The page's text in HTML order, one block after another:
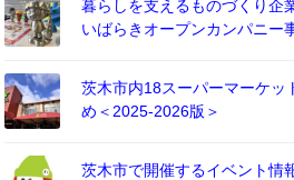
暮らしを支えるものづくり企
いばらきオープンカンパニー
茨木市内18スーパーマーケッ
め＜2025-2026版＞
茨木市で開催するイベント情